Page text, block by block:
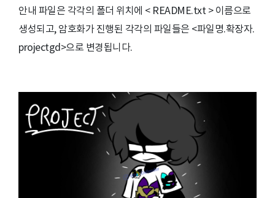
안내 파일은 각각의 폴더 위치에 < README.txt > 이름으로
생성되고, 암호화가 진행된 각각의 파일들은 <파일명.확장자.
projectgd>으로 변경됩니다.